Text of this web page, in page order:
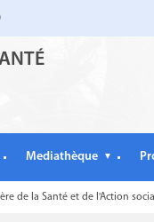
Mediathèque ▼
de la Santé et de l'Action